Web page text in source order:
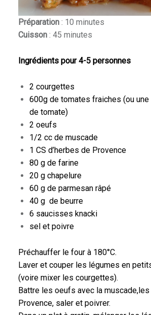
Préparation: 10 minutes
Cuisson: 45 minutes
Ingrédients pour 4-5 personnes
2 courgettes
600g de tomates fraiches (ou
de tomate)
2 oeufs
1/2 cc de muscade
1 CS d’herbes de Provence
80 g de farine
20 g chapelure
60 g de parmesan râpé
40 g de beurre
6 saucisses knacki
sel et poivre
Préchauffer le four à 180°C.
Laver et couper les légumes en
(voire mixer les courgettes).
Battre les oeufs avec la
Provence, saler et poivrer.